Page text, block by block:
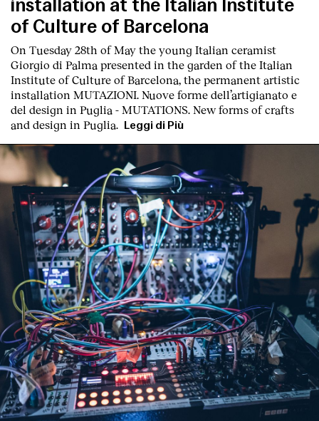
installation at the Italian Institute
of Culture of Barcelona
On Tuesday 28th of May the young Italian ceramist
Giorgio di Palma presented in the garden of the Italian
Institute of Culture of Barcelona, the permanent artistic
installation MUTAZIONI. Nuove forme dell’artigianato e
del design in Puglia - MUTATIONS. New forms of crafts
and design in Puglia.
Leggi di Più